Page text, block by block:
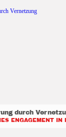
durch
ENGAGEMENT IN